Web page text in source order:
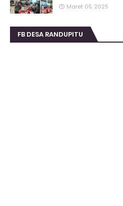
Maret 05, 2025
FB DESA RANDUPITU